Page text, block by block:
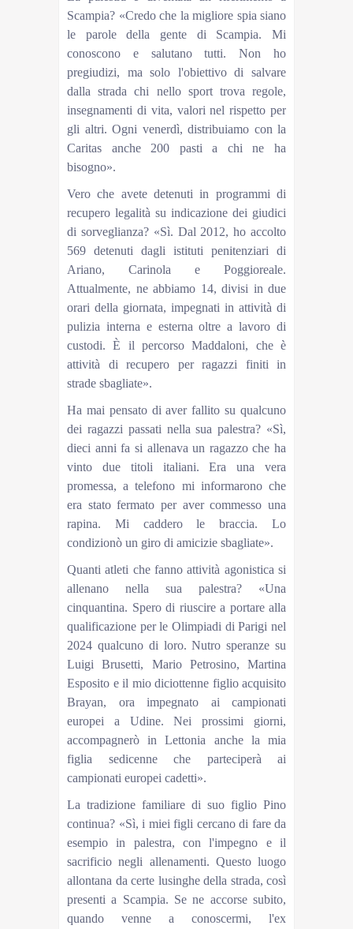
Scampia? «Credo che la migliore spia siano
le parole della gente di Scampia. Mi
conoscono e salutano tutti. Non ho
pregiudizi, ma solo l'obiettivo di salvare
dalla strada chi nello sport trova regole,
insegnamenti di vita, valori nel rispetto per
gli altri. Ogni venerdì, distribuiamo con la
Caritas anche 200 pasti a chi ne ha
bisogno».
Vero che avete detenuti in programmi di
recupero legalità su indicazione dei giudici
di sorveglianza? «Sì. Dal 2012, ho accolto
569 detenuti dagli istituti penitenziari di
Ariano, Carinola e Poggioreale.
Attualmente, ne abbiamo 14, divisi in due
orari della giornata, impegnati in attività di
pulizia interna e esterna oltre a lavoro di
custodi. È il percorso Maddaloni, che è
attività di recupero per ragazzi finiti in
strade sbagliate».
Ha mai pensato di aver fallito su qualcuno
dei ragazzi passati nella sua palestra? «Sì,
dieci anni fa si allenava un ragazzo che ha
vinto due titoli italiani. Era una vera
promessa, a telefono mi informarono che
era stato fermato per aver commesso una
rapina. Mi caddero le braccia. Lo
condizionò un giro di amicizie sbagliate».
Quanti atleti che fanno attività agonistica si
allenano nella sua palestra? «Una
cinquantina. Spero di riuscire a portare alla
qualificazione per le Olimpiadi di Parigi nel
2024 qualcuno di loro. Nutro speranze su
Luigi Brusetti, Mario Petrosino, Martina
Esposito e il mio diciottenne figlio acquisito
Brayan, ora impegnato ai campionati
europei a Udine. Nei prossimi giorni,
accompagnerò in Lettonia anche la mia
figlia sedicenne che parteciperà ai
campionati europei cadetti».
La tradizione familiare di suo figlio Pino
continua? «Sì, i miei figli cercano di fare da
esempio in palestra, con l'impegno e il
sacrificio negli allenamenti. Questo luogo
allontana da certe lusinghe della strada, così
presenti a Scampia. Se ne accorse subito,
quando venne a conoscermi, l'ex